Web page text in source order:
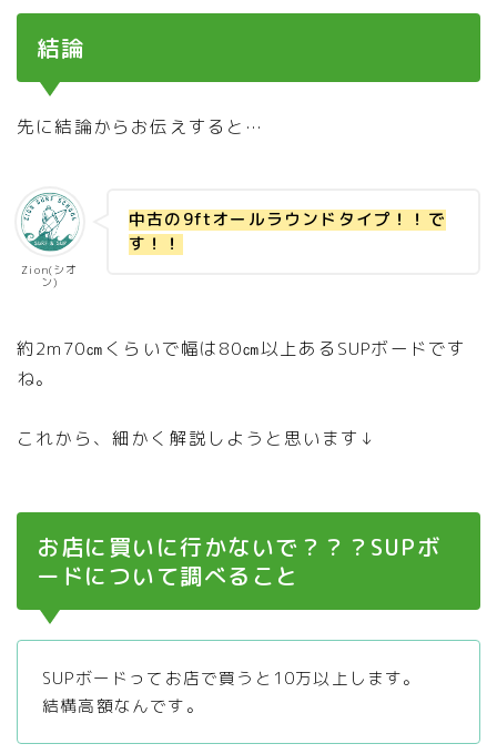
結論
先に結論からお伝えすると…
Zion(シオ
ン)
中古の9ftオールラウンドタイプ！！で
す！！
約2m70㎝くらいで幅は80㎝以上あるSUPボードです
ね。
これから、細かく解説しようと思います↓
お店に買いに行かないで？？？SUPボ
ードについて調べること
SUPボードってお店で買うと10万以上します。
結構高額なんです。